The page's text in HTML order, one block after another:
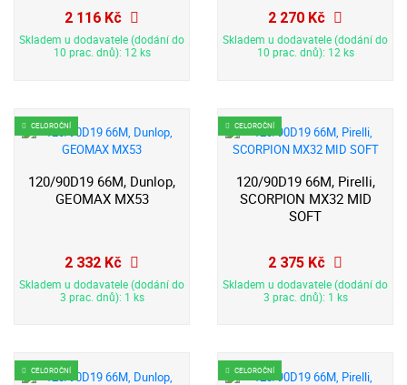
2 116 Kč
Skladem u dodavatele (dodání do
10 prac. dnů): 12 ks
2 270 Kč
Skladem u dodavatele (dodání do
10 prac. dnů): 12 ks
CELOROČNÍ
120/90D19 66M, Dunlop,
GEOMAX MX53
2 332 Kč
Skladem u dodavatele (dodání do
3 prac. dnů): 1 ks
CELOROČNÍ
120/90D19 66M, Pirelli,
SCORPION MX32 MID
SOFT
2 375 Kč
Skladem u dodavatele (dodání do
3 prac. dnů): 1 ks
CELOROČNÍ CELOROČNÍ